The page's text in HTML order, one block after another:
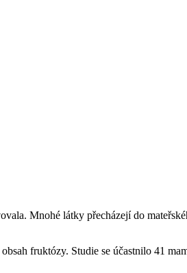
Mnohé látky přecházejí do
fruktózy. Studie se účastnilo 41